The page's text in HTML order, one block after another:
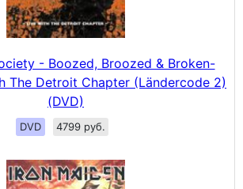
- Boozed, Broozed & Broken-
The Detroit Chapter (Ländercode 2)
(DVD)
DVD 4799 руб.